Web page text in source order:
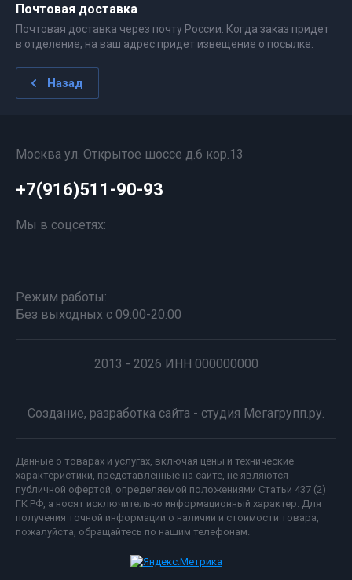
Почтовая доставка
Почтовая доставка через почту России. Когда заказ придет
в отделение, на ваш адрес придет извещение о посылке.
Назад
Москва ул. Открытое шоссе д.6 кор.13
+7(916)511-90-93
Мы в соцсетях:
Режим работы:
Без выходных с 09:00-20:00
2013 - 2026 ИНН 000000000
Создание, разработка сайта - студия Мегагрупп.ру.
Данные о товарах и услугах, включая цены и технические
характеристики, представленные на сайте, не являются
публичной офертой, определяемой положениями Статьи 437 (2)
ГК РФ, а носят исключительно информационный характер. Для
получения точной информации о наличии и стоимости товара,
пожалуйста, обращайтесь по нашим телефонам.